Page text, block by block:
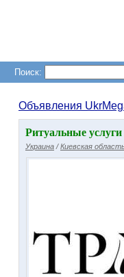
Поиск:
Объявления
Ритуальные
Украина /Киевская